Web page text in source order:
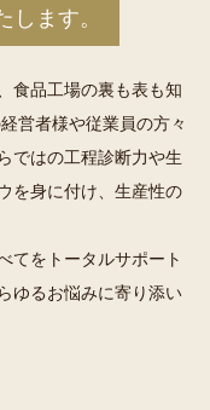
ます。
食品工場の裏も表も知
営者様や従業員の方々
ではの工程診断力や生
を身に付け、生産性の
てをトータルサポート
ゆるお悩みに寄り添い